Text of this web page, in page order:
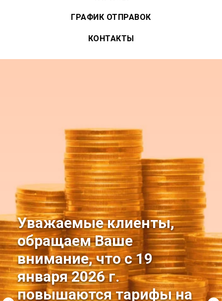
ГРАФИК ОТПРАВОК
КОНТАКТЫ
Уважаемые клиенты,
обращаем Ваше
внимание, что с 19
января 2026 г.
повышаются тарифы на